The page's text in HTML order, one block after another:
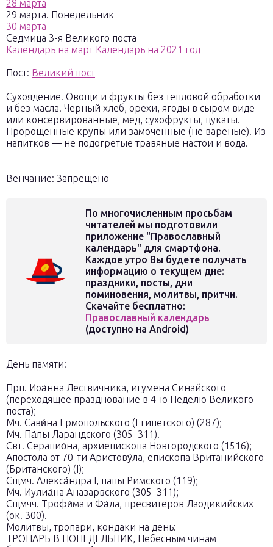
28 марта
29 марта. Понедельник
30 марта
Седмица 3-я Великого поста
Календарь на март Календарь на 2021 год
Пост: Великий пост
Сухоядение. Овощи и фрукты без тепловой обработки
и без масла. Черный хлеб, орехи, ягоды в сыром виде
или консервированные, мед, сухофрукты, цукаты.
Пророщенные крупы или замоченные (не вареные). Из
напитков — не подогретые травяные настои и вода.
Венчание: Запрещено
По многочисленным просьбам
читателей мы подготовили
приложение "Православный
календарь" для смартфона.
Каждое утро Вы будете получать
информацию о текущем дне:
праздники, посты, дни
поминовения, молитвы, притчи.
Скачайте бесплатно:
Православный календарь
(доступно на Android)
День памяти:
Прп. Иоа́нна Лествичника, игумена Синайского
(переходящее празднование в 4-ю Неделю Великого
поста);
Мч. Сави́на Ермопольского (Египетского) (287);
Мч. Па́пы Ларандского (305–311).
Свт. Серапио́на, архиепископа Новгородского (1516);
Апостола от 70-ти Аристову́ла, епископа Вританийского
(Британского) (I);
Сщмч. Алекса́ндра I, папы Римского (119);
Мч. Иулиа́на Аназарвского (305–311);
Сщмчч. Трофи́ма и Фа́ла, пресвитеров Лаодикийских
(ок. 300).
Молитвы, тропари, кондаки на день:
ТРОПАРЬ В ПОНЕДЕЛЬНИК, Небесным чинам